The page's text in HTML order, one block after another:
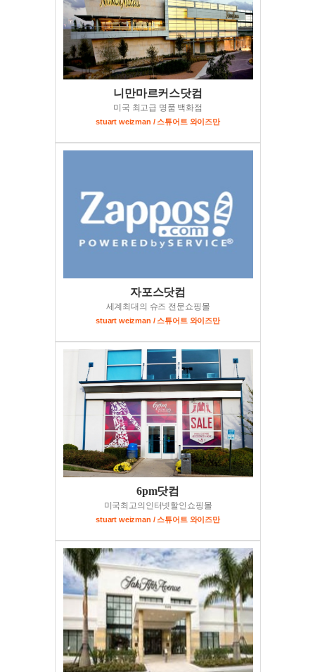
니만마르커스닷컴
미국 최고급 명품 백화점
stuart weizman / 스튜어트 와이즈만
자포스닷컴
세계최대의 슈즈 전문쇼핑몰
stuart weizman / 스튜어트 와이즈만
6pm닷컴
미국최고의인터넷할인쇼핑몰
stuart weizman / 스튜어트 와이즈만